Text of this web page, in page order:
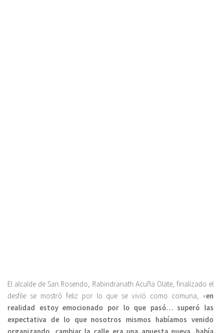
El alcalde de San Rosendo, Rabindranath Acuña Olate, finalizado el
desfile se mostró feliz por lo que se vivió como comuna, «en
realidad estoy emocionado por lo que pasó… superó las
expectativa de lo que nosotros mismos habíamos venido
organizando, cambiar la calle era una apuesta nueva, había